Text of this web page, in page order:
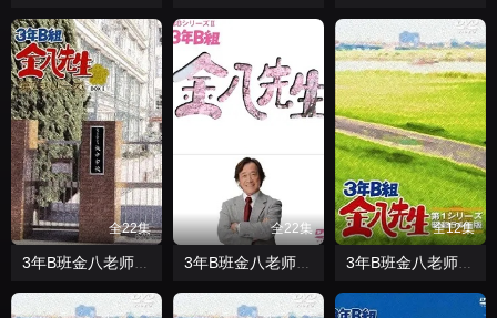
全22集
3年B班金八老师第七季
全22集
3年B班金八老师第八季
全12集
3年B班金八老师第三季